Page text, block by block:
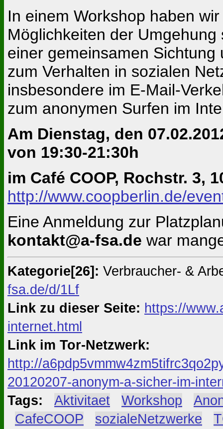
In einem Workshop haben
Möglichkeiten der
einer gemeinsamen
zum Verhalten in sozialen
insbesondere im E-Mail-
zum anonymen Surfen im
Am Dienstag, den
von 19:30-21:30h
im Café COOP, Rochstr. 3,
http://www.coopberlin.de/
Eine Anmeldung zur
kontakt@a-fsa.de war
Kategorie[26]: Verbraucher- &
fsa.de/d/1Lf
Link zu dieser Seite: https://
internet.html
Link im Tor-Netzwerk:
http://
20120207-anonym-a-sicher-im-
Tags:
Aktivitaet Workshop
CafeCOOP sozialeNetzwerke